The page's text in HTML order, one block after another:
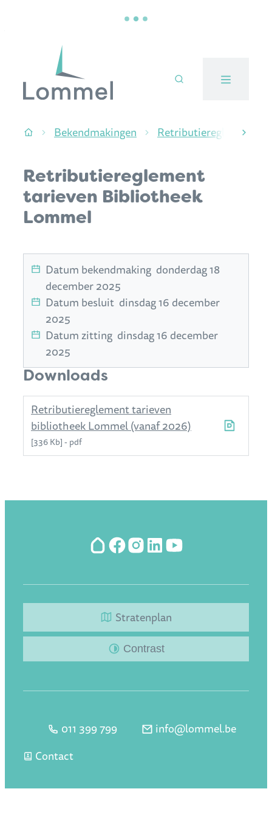
Naar inhoud
Stad Lommel
StartpaginaBekendmakingen Retributiereglementen
Retributiereglement
tarieven Bibliotheek
Lommel
Datum bekendmaking donderdag 18
december 2025
Datum besluit dinsdag 16 december
2025
Datum zitting dinsdag 16 december
2025
Downloads
Retributiereglement tarieven
bibliotheek Lommel (vanaf 2026)
336 Kb pdf
HoplrFacebook
Instagram
LinkedIn
YouTube
Stratenplan
Contrast
011 399 799
E-mail info@lommel.be
Contact